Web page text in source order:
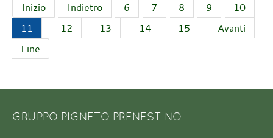
Inizio Indietro 6 7 8 9
10
11
12 13 14 15
Avanti
Fine
GRUPPO PIGNETO PRENESTINO